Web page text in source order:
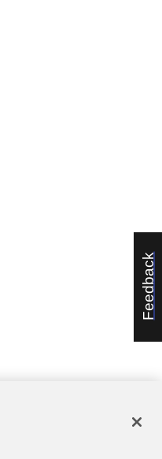
Feedback